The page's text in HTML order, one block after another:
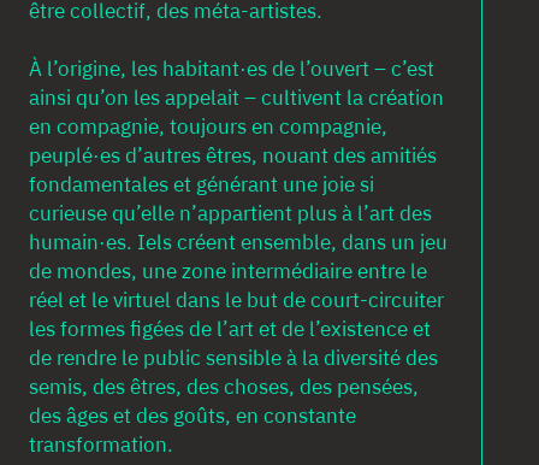
être collectif, des méta-artistes.
À l’origine, les habitant·es de l’ouvert – c’est
ainsi qu’on les appelait – cultivent la création
en compagnie, toujours en compagnie,
peuplé·es d’autres êtres, nouant des amitiés
fondamentales et générant une joie si
curieuse qu’elle n’appartient plus à l’art des
humain·es. Iels créent ensemble, dans un jeu
de mondes, une zone intermédiaire entre le
réel et le virtuel dans le but de court-circuiter
les formes figées de l’art et de l’existence et
de rendre le public sensible à la diversité des
semis, des êtres, des choses, des pensées,
des âges et des goûts, en constante
transformation.